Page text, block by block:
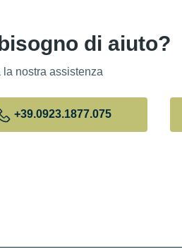
di aiuto?
la nostra assistenza
+39.0923.1877.075